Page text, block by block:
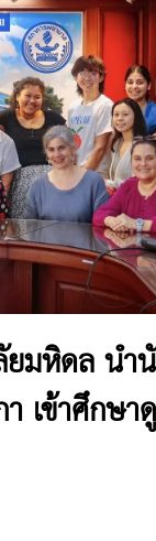
มหิดล นำ
เข้าศึกษา